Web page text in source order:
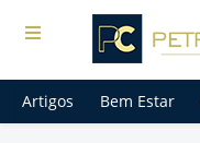
Artigos Bem Estar